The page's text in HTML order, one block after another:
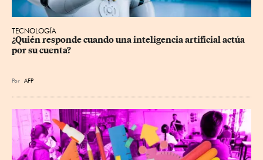
TECNOLOGÍA
¿Quién responde cuando una inteligencia artificial actúa
por su cuenta?
Por AFP